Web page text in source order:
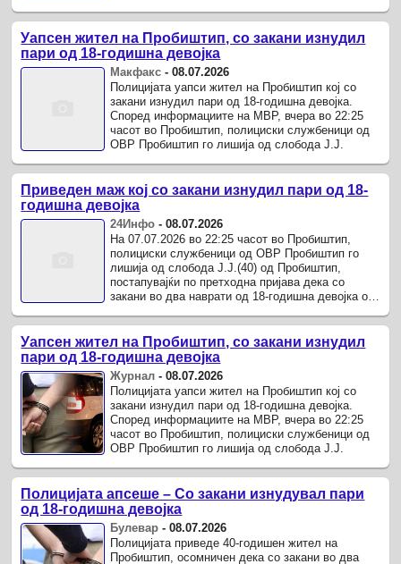
дека со закани во два наврати ...
Уапсен жител на Пробиштип, со закани изнудил
пари од 18-годишна девојка
Макфакс -08.07.2026
Полицијата уапси жител на Пробиштип кој со
закани изнудил пари од 18-годишна девојка.
Според информациите на МВР, вчера во 22:25
часот во Пробиштип, полициски службеници од
ОВР Пробиштип го лишија од слобода Ј.Ј.
Приведен маж кој со закани изнудил пари од 18-
годишна девојка
24Инфо -08.07.2026
На 07.07.2026 во 22:25 часот во Пробиштип,
полициски службеници од ОВР Пробиштип го
лишија од слобода Ј.Ј.(40) од Пробиштип,
постапувајќи по претходна пријава дека со
закани во два наврати од 18-годишна девојка од
Уапсен жител на Пробиштип, со закани изнудил
пари од 18-годишна девојка
Журнал -08.07.2026
Полицијата уапси жител на Пробиштип кој со
закани изнудил пари од 18-годишна девојка.
Според информациите на МВР, вчера во 22:25
часот во Пробиштип, полициски службеници од
ОВР Пробиштип го лишија од слобода Ј.Ј.
Полицијата апсеше – Со закани изнудувал пари
од 18-годишна девојка
Булевар -08.07.2026
Полицијата приведе 40-годишен жител на
Пробиштип, осомничен дека со закани во два